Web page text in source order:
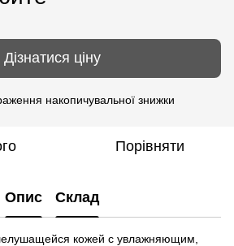
Дізнатися ціну
накопичувальної знижки
Порівняти
Опис Склад
кожей с увлажняющим,